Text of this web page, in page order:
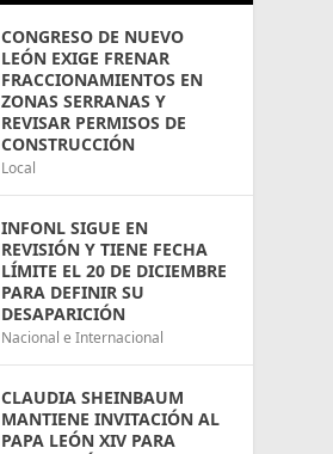
CONGRESO DE NUEVO
LEÓN EXIGE FRENAR
FRACCIONAMIENTOS EN
ZONAS SERRANAS Y
REVISAR PERMISOS DE
CONSTRUCCIÓN
Local
INFONL SIGUE EN
REVISIÓN Y TIENE FECHA
LÍMITE EL 20 DE DICIEMBRE
PARA DEFINIR SU
DESAPARICIÓN
Nacional e Internacional
CLAUDIA SHEINBAUM
MANTIENE INVITACIÓN AL
PAPA LEÓN XIV PARA